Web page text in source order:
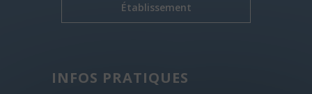
Établissement
INFOS PRATIQUES